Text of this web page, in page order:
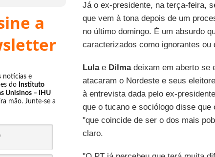
a
notícias e
do Instituto
Unisinos – IHU
mão. Junte-se a
Já o ex-presidente, na terça-feira,
que vem à tona depois de um
no último domingo. É um absurdo
caracterizados como ignorantes ou
Lulae Dilmadeixam em aberto se
atacaram o Nordeste e seus
à entrevista dada pelo ex-
que o tucano e sociólogo disse
"que coincide de ser o dos mais
claro.